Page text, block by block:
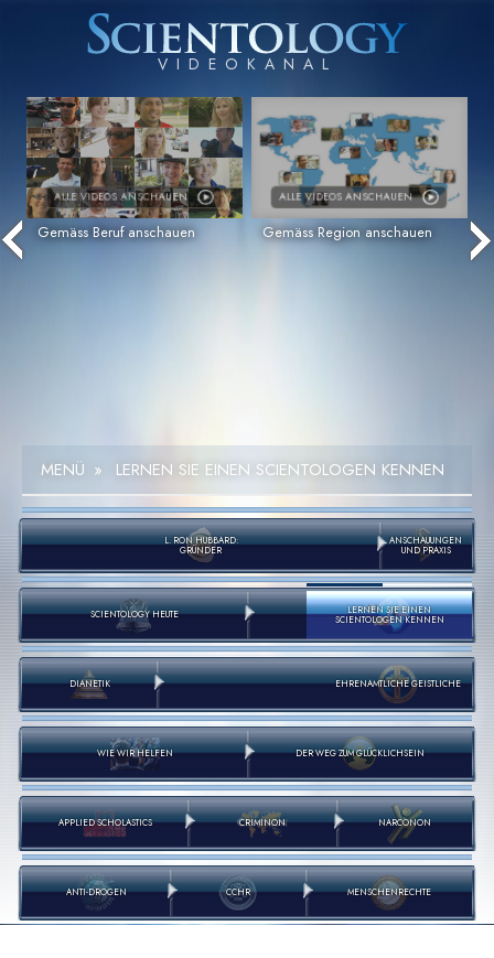
ALLE VIDEOS ANSCHAUEN
Gemäss Beruf anschauen
ALLE VIDEOS ANSCHAUEN
Gemäss Region anschauen
MENÜ » LERNEN SIE EINEN SCIENTOLOGEN KENNEN
L. RON HUBBARD:
GRÜNDER
ANSCHAUUNGEN
UND PRAXIS
SCIENTOLOGY HEUTE LERNEN SIE EINEN
SCIENTOLOGEN KENNEN
DIANETIK EHRENAMTLICHE GEISTLICHE
WIE WIR HELFEN DER WEG ZUM GLÜCKLICHSEIN
APPLIED SCHOLASTICS CRIMINON NARCONON
ANTI-DROGEN CCHR MENSCHENRECHTE